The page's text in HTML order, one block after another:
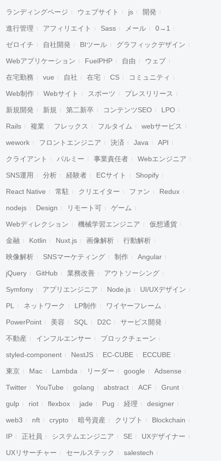
ランディングページ ウェブサイト js 開発
進行管理 アフィリエイト Sass メール 0→1
ゼロイチ 自社開発 BIツール グラフィックデザイン
Webアプリケーション FuelPHP 自由 ウェブ
在宅勤務 vue 自社 在宅 CS コミュニティ
Web制作 Webサイト スポーツ プレスリリース
新規開発 新規 第二新卒 コンテンツSEO LPO
Rails 複業 フレックス フルタイム webサービス
wework フロントエンジニア 決済 Java API
クライアント パルミー 事業責任者 Webエンジニア
SNS運用 分析 経験者 ECサイト Shopify
React Native 常駐 クリエイター ファン Redux
nodejs Design リモート可 ゲーム
Webディレクション 機械学習エンジニア 仮想通貨
金融 Kotlin Nuxt.js 画像解析 行動解析
映像解析 SNSマーケティング 制作 Angular
jQuery GitHub 業務改善 アウトソーシング
Symfony アプリエンジニア Node.js UI/UXデザイン
PL ネットワーク LP制作 ワイヤーフレーム
PowerPoint 美容 SQL D2C サービス開発
不動産 インフルエンサー ブロックチェーン
styled-component NestJS EC-CUBE ECCUBE
東京 Mac Lambda リーダー google Adsense
Twitter YouTube golang abstract ACF Grunt
gulp riot flexbox jade Pug 経理 designer
web3 nft crypto 暗号資産 クリプト Blockchain
IP 正社員 システムエンジニア SE UXデザイナー
UXリサーチャー セールステック salestech